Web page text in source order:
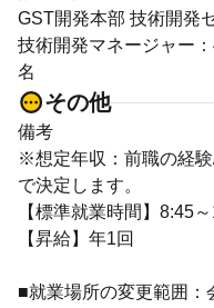
GST開発本部 技術開発
技術開発マネージャー
名
その他
備考
※想定年収：前職の経
で決定します。
【標準就業時間】8:45
【昇給】年1回
■就業場所の変更範囲：